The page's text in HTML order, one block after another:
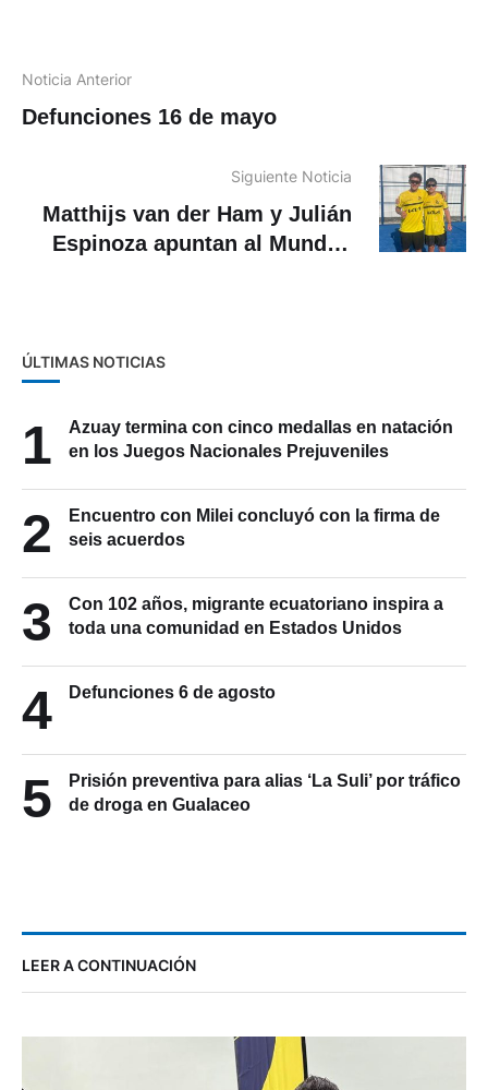
Noticia Anterior
Defunciones 16 de mayo
Siguiente Noticia
Matthijs van der Ham y Julián
Espinoza apuntan al Mundial
ÚLTIMAS NOTICIAS
1
Azuay termina con cinco medallas en natación
en los Juegos Nacionales Prejuveniles
2
Encuentro con Milei concluyó con la firma de
seis acuerdos
3
Con 102 años, migrante ecuatoriano inspira a
toda una comunidad en Estados Unidos
4 Defunciones 6 de agosto
5
Prisión preventiva para alias ‘La Suli’ por tráfico
de droga en Gualaceo
LEER A CONTINUACIÓN